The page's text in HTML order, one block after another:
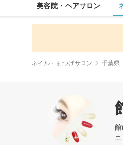
美容院・ヘアサロン
ネイル・まつげサロン 千葉県
館